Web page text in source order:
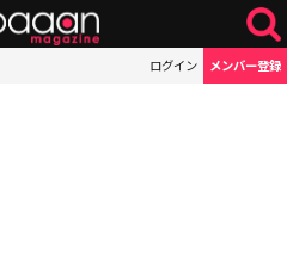
ログイン メンバー登録